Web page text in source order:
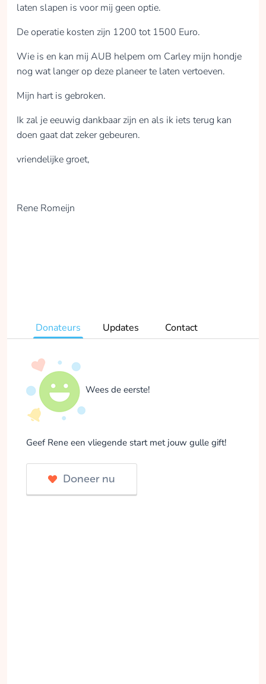
laten slapen is voor mij geen optie.
De operatie kosten zijn 1200 tot 1500 Euro.
Wie is en kan mij AUB helpem om Carley mijn hondje
nog wat langer op deze planeer te laten vertoeven.
Mijn hart is gebroken.
Ik zal je eeuwig dankbaar zijn en als ik iets terug kan
doen gaat dat zeker gebeuren.
vriendelijke groet,
Rene Romeijn
Donateurs Updates Contact
Wees de eerste!
Geef Rene een vliegende start met jouw gulle gift!
Doneer nu